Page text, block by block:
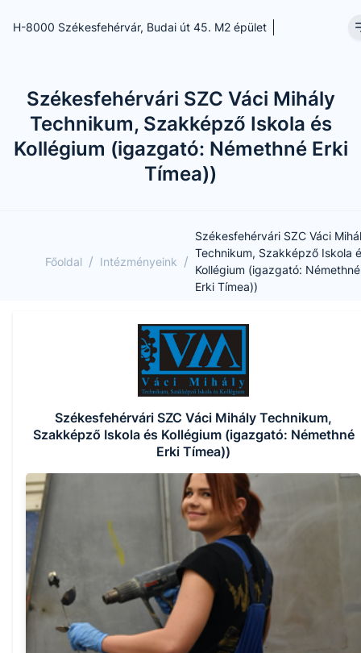
H-8000 Székesfehérvár, Budai út 45. M2 épület
Székesfehérvári SZC Váci Mihály
Technikum, Szakképző Iskola és
Kollégium (igazgató: Némethné Erki
Tímea))
Főoldal / Intézményeink /
Székesfehérvári SZC Váci
Technikum, Szakképző Iskola
Kollégium (igazgató: Némethné
Erki Tímea))
Székesfehérvári SZC Váci Mihály Technikum,
Szakképző Iskola és Kollégium (igazgató: Némethné
Erki Tímea))